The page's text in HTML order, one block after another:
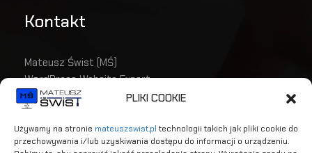
PLIKI COOKIE
Używamy na stronie mateuszswist.pl technologii takich jak pliki cookie do
przechowywania i/lub uzyskiwania dostępu do informacji o urządzeniu.
Kontakt
Mateusz Świst (MŚ)
WordPress Website Expert
mat.swist@gmail.com
(+48) 535 366 812